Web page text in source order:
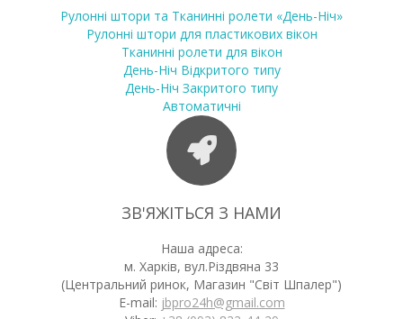
Рулонні штори та Тканинні ролети «День-Ніч»
Рулонні штори для пластикових вікон
Тканинні ролети для вікон
День-Ніч Відкритого типу
День-Ніч Закритого типу
Автоматичні
ЗВ'ЯЖІТЬСЯ З НАМИ
Наша адреса:
м. Харків, вул.Різдвяна 33
(Центральний ринок, Магазин "Світ Шпалер")
E-mail: jbpro24h@gmail.com